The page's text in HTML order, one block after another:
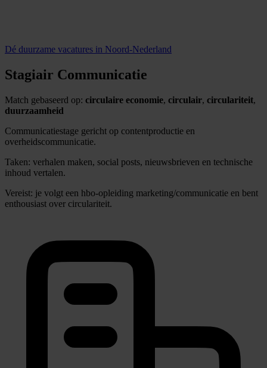
Dé duurzame vacatures in Noord-Nederland
Stagiair Communicatie
Match gebaseerd op: circulaire economie, circulair, circulariteit,
duurzaamheid
Communicatiestage gericht op contentproductie en
overheidscommunicatie.
Taken: verhalen maken, social posts, nieuwsbrieven en technische
inhoud vertalen.
Vereist: je volgt een hbo-opleiding marketing/communicatie en bent
enthousiast over circulariteit.